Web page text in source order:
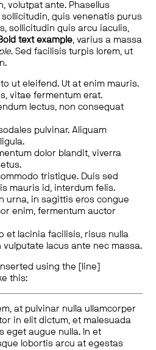
volutpat ante. Phasellus
quis venenatis purus
sollicitudin quis arcu iaculis,
text example, varius a massa
. Sed facilisis turpis lorem, ut
ut eleifend. Ut at enim mauris.
vitae fermentum erat.
lectus, non consequat
pulvinar. Aliquam
dolor blandit, viverra
tristique. Duis sed
mauris id, interdum felis.
urna, in sagittis eros congue
enim, fermentum auctor
et lacinia facilisis, risus nulla
vulputate lacus ante nec massa.
using the [line]
this:
at pulvinar nulla ullamcorper
in elit dictum, et malesuada
eget augue nulla. In et
lobortis arcu at egestas